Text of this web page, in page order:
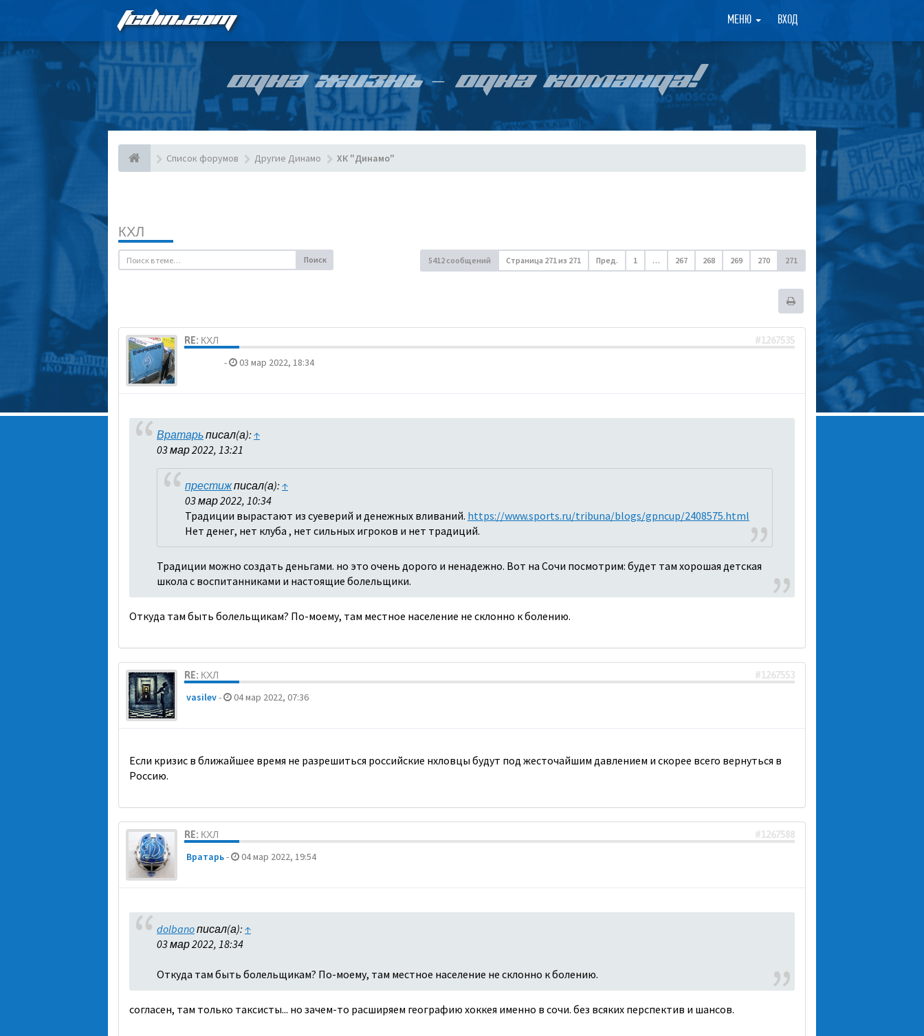
FCDIN.COM МЕНЮ ВХОД ×
ОДНА ЖИЗНЬ – ОДНА КОМАНДА!
Список форумов Другие Динамо ХК "Динамо"
КХЛ
Поиск 5412 сообщений Страница 271из 271 Пред. 1 … 267 268 269 270 271
RE: КХЛ #1267535
- 03 мар 2022, 18:34
Вратарьписал(а): ↑
03 мар 2022, 13:21
престижписал(а): ↑
03 мар 2022, 10:34
Традиции вырастают из суеверий и денежных вливаний. https://www.sports.ru/tribuna/blogs/gpncup/2408575.html
Нет денег, нет клуба , нет сильных игроков и нет традиций.
Традиции можно создать деньгами. но это очень дорого и ненадежно. Вот на Сочи посмотрим: будет там хорошая детская
школа с воспитанниками и настоящие болельщики.
Откуда там быть болельщикам? По-моему, там местное население не склонно к болению.
RE: КХЛ #1267553
vasilev- 04 мар 2022, 07:36
Если кризис в ближайшее время не разрешиться российские нхловцы будут под жесточайшим давлением и скорее всего вернуться в
Россию.
RE: КХЛ #1267588
Вратарь- 04 мар 2022, 19:54
dolbanoписал(а): ↑
03 мар 2022, 18:34
Откуда там быть болельщикам? По-моему, там местное население не склонно к болению.
согласен, там только таксисты... но зачем-то расширяем географию хоккея именно в сочи. без всяких перспектив и шансов.